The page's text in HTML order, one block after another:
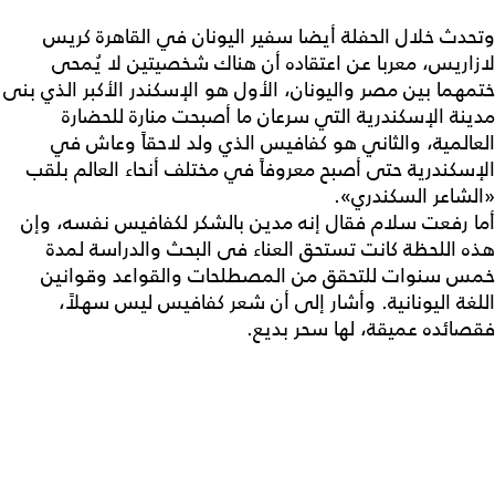
وتحدث خلال الحفلة أيضا سفير اليونان في القاهرة كريس
لازاريس، معربا عن اعتقاده أن هناك شخصيتين لا يُمحى
ختمهما بين مصر واليونان، الأول هو الإسكندر الأكبر الذي بنى
مدينة الإسكندرية التي سرعان ما أصبحت منارة للحضارة
العالمية، والثاني هو كفافيس الذي ولد لاحقاً وعاش في
الإسكندرية حتى أصبح معروفاً في مختلف أنحاء العالم بلقب
«الشاعر السكندري».
أما رفعت سلام فقال إنه مدين بالشكر لكفافيس نفسه، وإن
هذه اللحظة كانت تستحق العناء فى البحث والدراسة لمدة
خمس سنوات للتحقق من المصطلحات والقواعد وقوانين
اللغة اليونانية. وأشار إلى أن شعر كفافيس ليس سهلاً،
فقصائده عميقة، لها سحر بديع.